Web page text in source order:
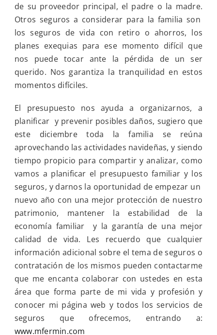
de su proveedor principal, el padre o la madre.
Otros seguros a considerar para la familia son
los seguros de vida con retiro o ahorros, los
planes exequias para ese momento difícil que
nos puede tocar ante la pérdida de un ser
querido. Nos garantiza la tranquilidad en estos
momentos difíciles.
El presupuesto nos ayuda a organizarnos, a
planificar y prevenir posibles daños, sugiero que
este diciembre toda la familia se reúna
aprovechando las actividades navideñas, y siendo
tiempo propicio para compartir y analizar, como
vamos a planificar el presupuesto familiar y los
seguros, y darnos la oportunidad de empezar un
nuevo año con una mejor protección de nuestro
patrimonio, mantener la estabilidad de la
economía familiar y la garantía de una mejor
calidad de vida. Les recuerdo que cualquier
información adicional sobre el tema de seguros o
contratación de los mismos pueden contactarme
que me encanta colaborar con ustedes en esta
área que forma parte de mi vida y profesión y
conocer mi página web y todos los servicios de
seguros que ofrecemos, entrando a:
www.mfermin.com